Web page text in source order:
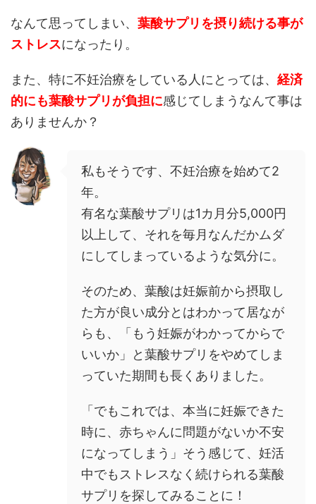
なんて思ってしまい、 葉酸サプリを摂り続ける事が
ストレスになったり。
また、特に不妊治療をしている人にとっては、 経済
的にも葉酸サプリが負担に感じてしまうなんて事は
ありませんか？
私もそうです、不妊治療を始めて2
年。
有名な葉酸サプリは1カ月分5,000円
以上して、それを毎月なんだかムダ
にしてしまっているような気分に。
そのため、葉酸は妊娠前から摂取し
た方が良い成分とはわかって居なが
らも、「もう妊娠がわかってからで
いいか」と葉酸サプリをやめてしま
っていた期間も長くありました。
「でもこれでは、本当に妊娠できた
時に、赤ちゃんに問題がないか不安
になってしまう」そう感じて、妊活
中でもストレスなく続けられる葉酸
サプリを探してみることに！